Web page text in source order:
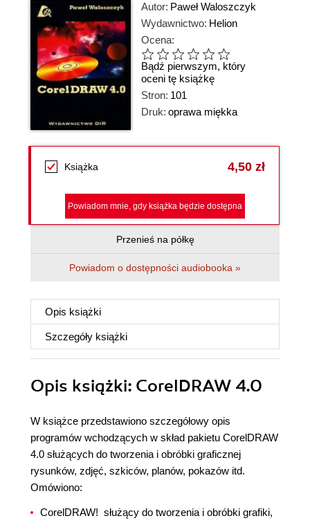
Autor: Paweł Waloszczyk
Wydawnictwo: Helion
Ocena:
Bądź pierwszym, który
oceni tę książkę
Stron: 101
Druk: oprawa miękka
Książka 4,50 zł
Powiadom mnie, gdy książka będzie dostępna
Przenieś na półkę
Powiadom o dostępności audiobooka »
Opis książki
Szczegóły książki
Opis książki: CorelDRAW 4.0
W książce przedstawiono szczegółowy opis
programów wchodzących w skład pakietu CorelDRAW
4.0 służących do tworzenia i obróbki graficznej
rysunków, zdjęć, szkiców, planów, pokazów itd.
Omówiono:
CorelDRAW!  służący do tworzenia i obróbki grafiki,